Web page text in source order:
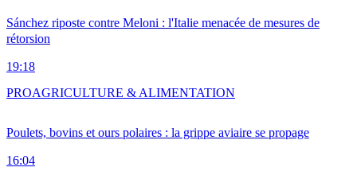
Sánchez riposte contre Meloni : l'Italie menacée de mesures de
rétorsion
19:18
Poulets, bovins et ours polaires : la grippe aviaire se propage
16:04
PROAGRICULTURE & ALIMENTATION